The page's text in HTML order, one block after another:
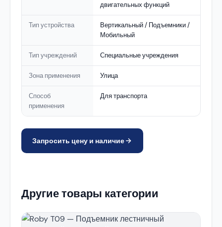
двигательных функций
Тип устройства
Вертикальный / Подъемники /
Мобильный
Тип учреждений Специальные учреждения
Зона применения Улица
Способ
применения
Для транспорта
Запросить цену и наличие
Другие товары категории